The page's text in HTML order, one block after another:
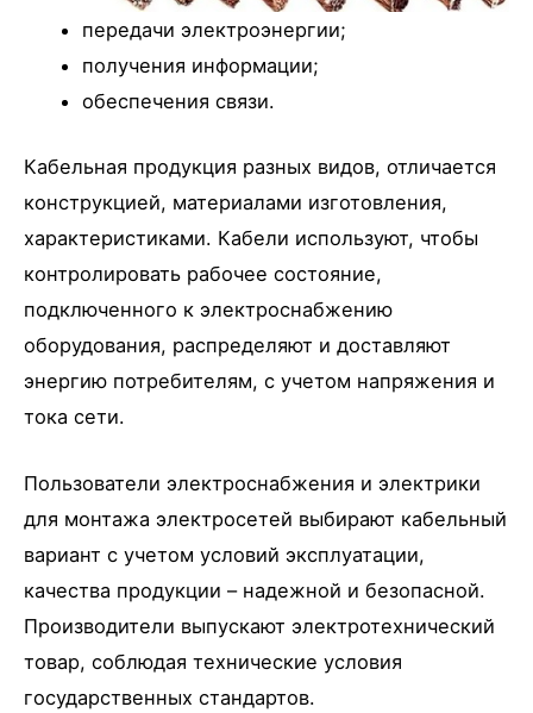
передачи электроэнергии;
получения информации;
обеспечения связи.
Кабельная продукция разных видов, отличается
конструкцией, материалами изготовления,
характеристиками. Кабели используют, чтобы
контролировать рабочее состояние,
подключенного к электроснабжению
оборудования, распределяют и доставляют
энергию потребителям, с учетом напряжения и
тока сети.
Пользователи электроснабжения и электрики
для монтажа электросетей выбирают кабельный
вариант с учетом условий эксплуатации,
качества продукции – надежной и безопасной.
Производители выпускают электротехнический
товар, соблюдая технические условия
государственных стандартов.